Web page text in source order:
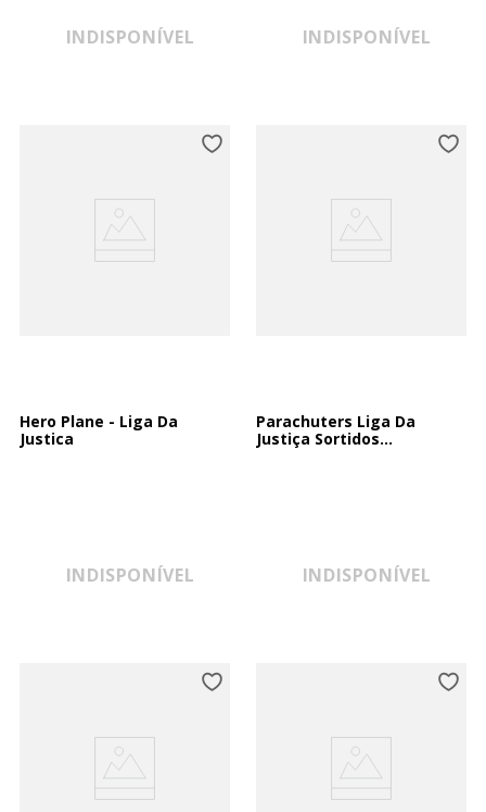
INDISPONÍVEL INDISPONÍVEL
Hero Plane - Liga Da
Justica
INDISPONÍVEL
Parachuters Liga Da
Justiça Sortidos
INDISPONÍVEL